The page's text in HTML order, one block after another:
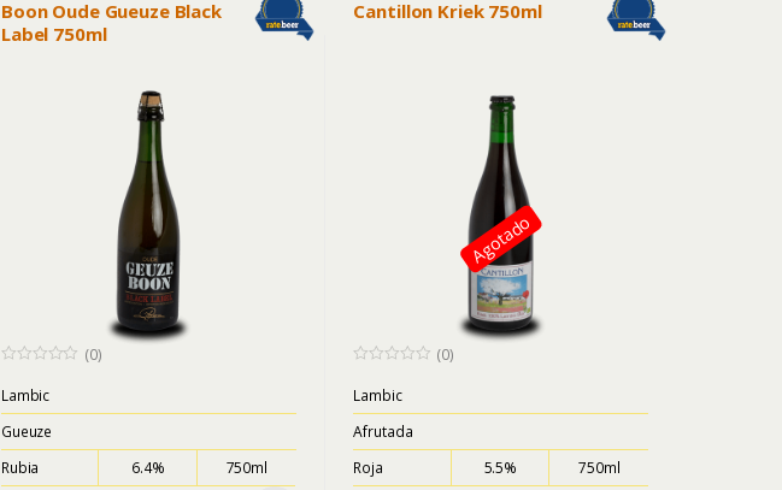
Boon Oude Gueuze Black
Label 750ml
o
u
t
o
f
5
(0)
Lambic
Gueuze
Rubia
6.4% 750ml
Agotado
Cantillon Kriek 750ml
o
u
t
o
f
5
(0)
Lambic
Afrutada
Roja
5.5% 750ml